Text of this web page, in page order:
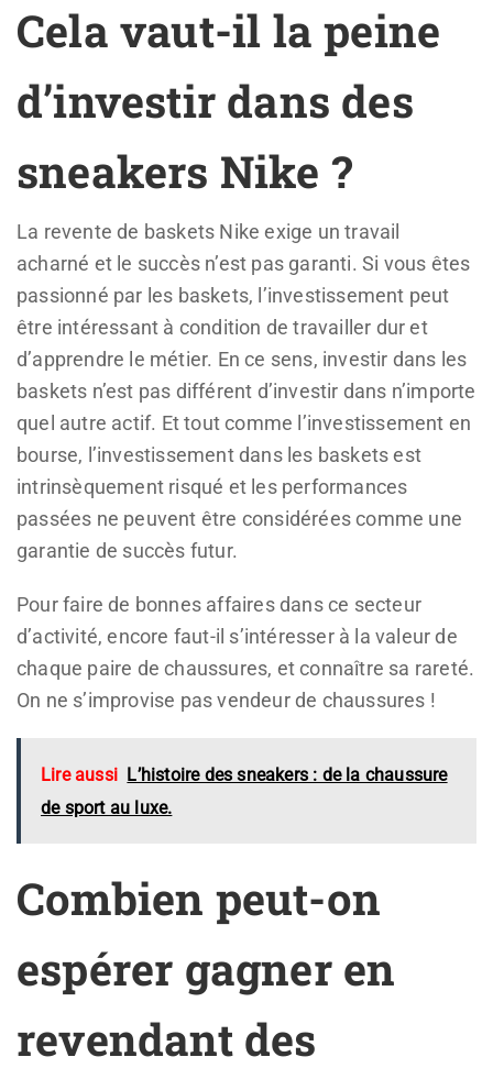
Cela vaut-il la peine
d’investir dans des
sneakers Nike ?
La revente de baskets Nike exige un travail
acharné et le succès n’est pas garanti. Si vous êtes
passionné par les baskets, l’investissement peut
être intéressant à condition de travailler dur et
d’apprendre le métier. En ce sens, investir dans les
baskets n’est pas différent d’investir dans n’importe
quel autre actif. Et tout comme l’investissement en
bourse, l’investissement dans les baskets est
intrinsèquement risqué et les performances
passées ne peuvent être considérées comme une
garantie de succès futur.
Pour faire de bonnes affaires dans ce secteur
d’activité, encore faut-il s’intéresser à la valeur de
chaque paire de chaussures, et connaître sa rareté.
On ne s’improvise pas vendeur de chaussures !
Lire aussi L’histoire des sneakers : de la chaussure
de sport au luxe.
Combien peut-on
espérer gagner en
revendant des